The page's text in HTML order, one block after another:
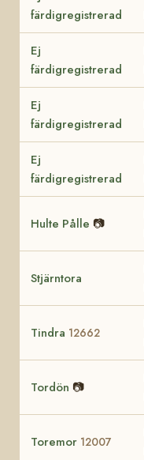
färdigregistrerad
Ej
färdigregistrerad
Ej
färdigregistrerad
Ej
färdigregistrerad
Hulte Pålle 📷
Stjärntora
Tindra 12662
Tordön 📷
Toremor 12007